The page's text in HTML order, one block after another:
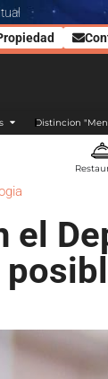
Distincion "Men
el